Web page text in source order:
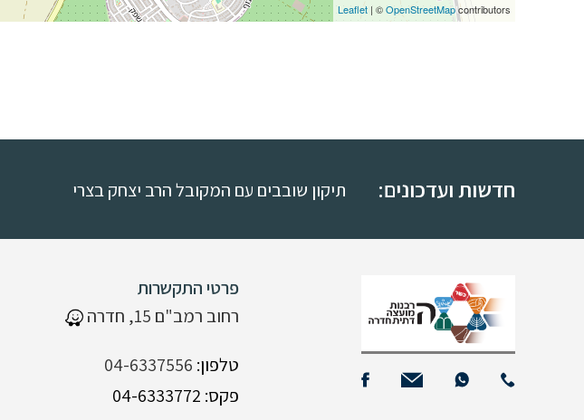
Leaflet | ©OpenStreetMapcontributors
חדשות ועדכונים: תיקון שובבים עם המקובל הרב יצחק בצרי
פרטי התקשרות
רחוב רמב"ם 15, חדרה
טלפון: 04-6337556
פקס: 04-6333772